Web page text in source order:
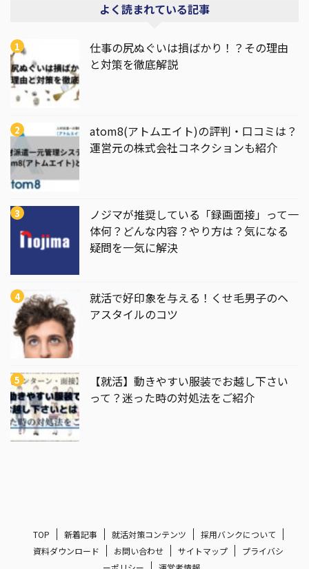
よく読まれている記事
仕事の尻ぬぐいは損ばかり！？その理由
と対策を徹底解説
atom8(アトムエイト)の評判・口コミは？
運営元の株式会社コネクションも紹介
ノジマが推奨している「録画面接」って一
体何？どんな内容？やり方は？気になる
疑問を一気に解決
就活で好印象を与える！くせ毛男子のヘ
アスタイルのコツ
【就活】動きやすい服装でお越し下さい
って？迷った時の対処法をご紹介
TOP 新着記事 就活対策コンテンツ
採用バンクについて
資料ダウンロード
お問い合わせ サイトマップ
プライバシ